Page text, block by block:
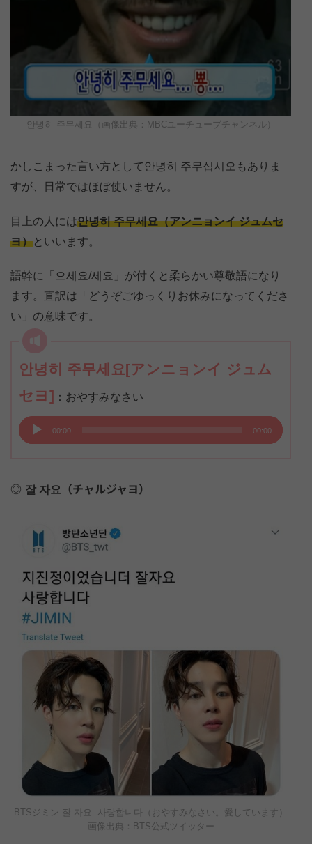
안녕히 주무세요（画像出典：MBCユーチューブチャンネル）
かしこまった言い方として안녕히 주무십시오もありま
すが、日常ではほぼ使いません。
目上の人には안녕히 주무세요（アンニョンイ ジュムセ
ヨ）といいます。
語幹に「으세요/세요」が付くと柔らかい尊敬語になり
ます。直訳は「どうぞごゆっくりお休みになってくださ
い」の意味です。
안녕히 주무세요[アンニョンイ ジュム
セヨ] ：おやすみなさい
音
声
ー
00:00 00:00
잘 자요（チャルジャヨ）
BTSジミン 잘 자요. 사랑합니다（おやすみなさい。愛しています）
画像出典：BTS公式ツイッター